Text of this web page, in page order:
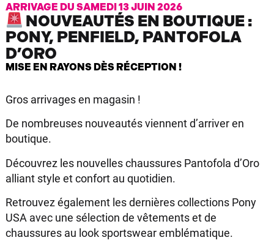
ARRIVAGE DU SAMEDI 13 JUIN 2026
NOUVEAUTÉS EN BOUTIQUE :
PONY, PENFIELD, PANTOFOLA
D’ORO
MISE EN RAYONS DÈS RÉCEPTION !
Gros arrivages en magasin !
De nombreuses nouveautés viennent d’arriver en
boutique.
Découvrez les nouvelles chaussures Pantofola d’Oro
alliant style et confort au quotidien.
Retrouvez également les dernières collections Pony
USA avec une sélection de vêtements et de
chaussures au look sportswear emblématique.